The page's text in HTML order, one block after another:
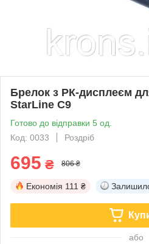
Брелок з РК-дисплеєм
StarLine C9
Готово до відправки 5 од.
Код: 0033
Роздріб
695 ₴ 806 ₴
Економія 111 ₴
або